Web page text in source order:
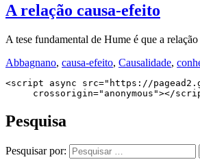
A relação causa-efeito
A tese fundamental de Hume é que a
Abbagnano, causa-efeito, Causalidade,
<script async src="https://
crossorigin="anonymous"></
Pesquisa
Pesquisar por: